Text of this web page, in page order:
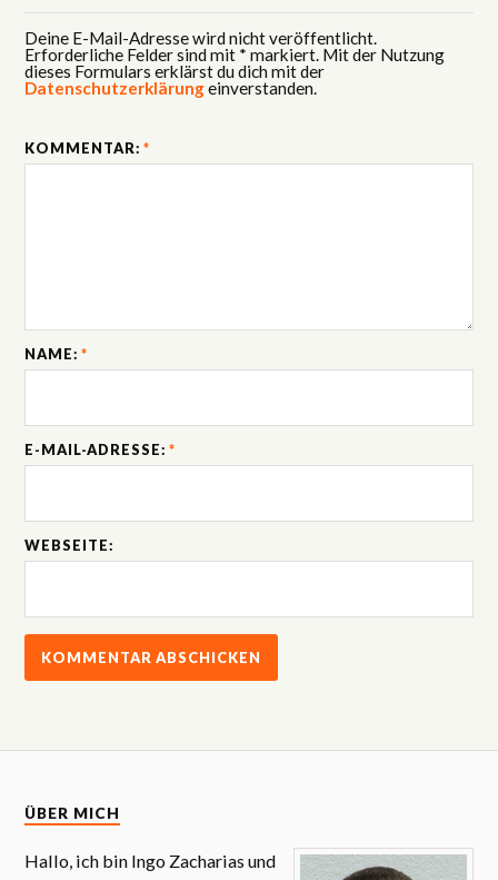
Deine E-Mail-Adresse wird nicht veröffentlicht.
Erforderliche Felder sind mit * markiert. Mit der Nutzung
dieses Formulars erklärst du dich mit der
Datenschutzerklärungeinverstanden.
KOMMENTAR: *
NAME: *
E-MAIL-ADRESSE: *
WEBSEITE:
ÜBER MICH
Hallo, ich bin Ingo Zacharias und